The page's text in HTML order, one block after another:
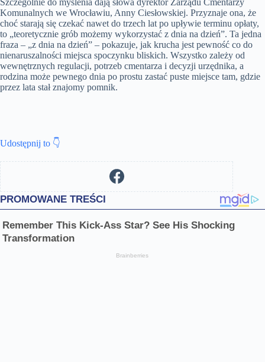
Szczególnie do myślenia dają słowa dyrektor Zarządu Cmentarzy
Komunalnych we Wrocławiu, Anny Ciesłowskiej. Przyznaje ona, że
choć starają się czekać nawet do trzech lat po upływie terminu opłaty,
to „teoretycznie grób możemy wykorzystać z dnia na dzień”. Ta jedna
fraza – „z dnia na dzień” – pokazuje, jak krucha jest pewność co do
nienaruszalności miejsca spoczynku bliskich. Wszystko zależy od
wewnętrznych regulacji, potrzeb cmentarza i decyzji urzędnika, a
rodzina może pewnego dnia po prostu zastać puste miejsce tam, gdzie
przez lata stał znajomy pomnik.
Udostępnij to 👇